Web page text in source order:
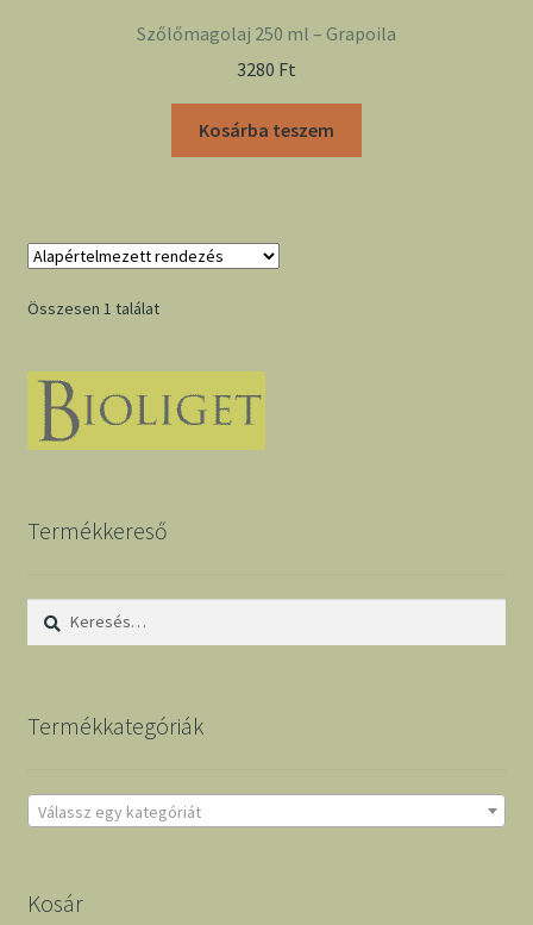
Szőlőmagolaj 250 ml – Grapoila
3280 Ft
Kosárba teszem
Összesen 1 találat
Termékkereső
Keresés:
Termékkategóriák
Válassz egy kategóriát
Kosár